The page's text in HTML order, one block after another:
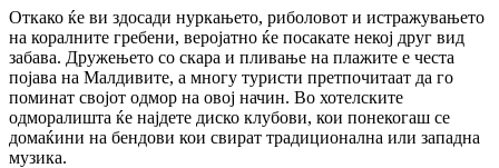
Откако ќе ви здосади нуркањето, риболовот и истражувањето
на коралните гребени, веројатно ќе посакате некој друг вид
забава. Дружењето со скара и пливање на плажите е честа
појава на Малдивите, а многу туристи претпочитаат да го
поминат својот одмор на овој начин. Во хотелските
одморалишта ќе најдете диско клубови, кои понекогаш се
домаќини на бендови кои свират традиционална или западна
музика.